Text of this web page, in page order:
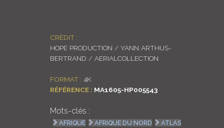
CRÉDIT :
HOPE PRODUCTION / YANN ARTHUS-
BERTRAND / AERIALCOLLECTION
FORMAT : 4K
RÉFÉRENCE : MA1605-HP005543
Mots-clés :
AFRIQUE AFRIQUE DU NORD
ATLAS